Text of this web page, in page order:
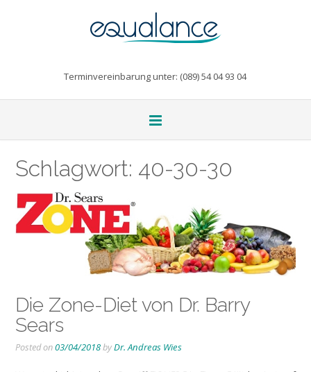
Terminvereinbarung unter: (089) 54 04 93 04
Schlagwort: 40-30-30
Die Zone-Diet von Dr. Barry
Sears
Posted on03/04/2018byDr. Andreas Wies